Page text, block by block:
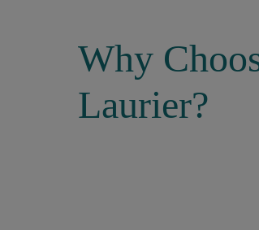
Why
Laurier?